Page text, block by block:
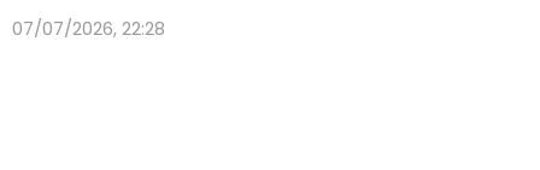
07/07/2026, 22:28